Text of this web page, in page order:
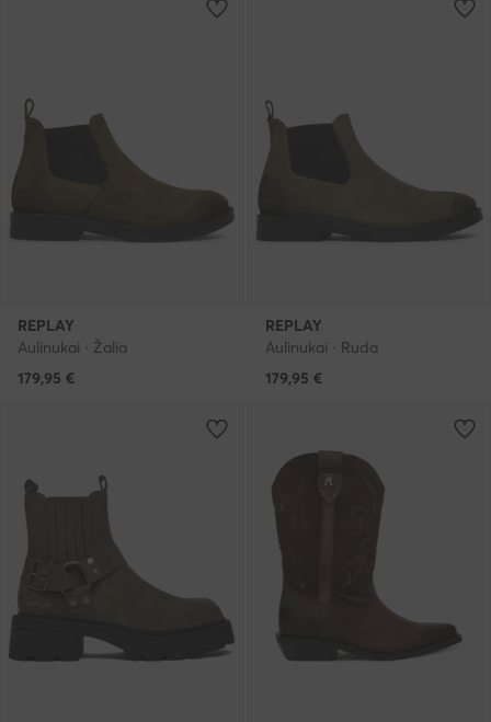
REPLAY
Aulinukai · Žalia
179,95 €
REPLAY
Aulinukai · Ruda
179,95 €